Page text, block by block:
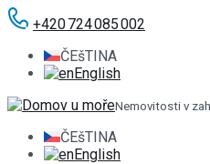
+420 724 085 002
ČEšTINA
English
Nemovitosti v
ČEšTINA
English